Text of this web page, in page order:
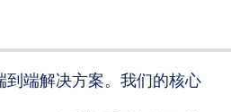
端解决方案。我们的核心